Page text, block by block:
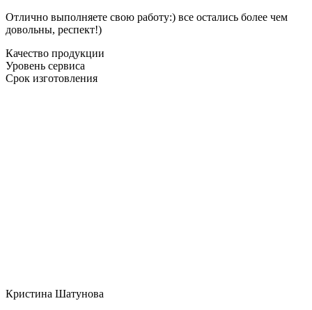
Отлично выполняете свою работу:) все остались более чем
довольны, респект!)
Качество продукции
Уровень сервиса
Срок изготовления
Кристина Шатунова